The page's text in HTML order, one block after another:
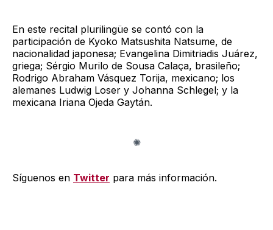
En este recital plurilingüe se contó con la
participación de Kyoko Matsushita Natsume, de
nacionalidad japonesa; Evangelina Dimitriadis Juárez,
griega; Sérgio Murilo de Sousa Calaça, brasileño;
Rodrigo Abraham Vásquez Torija, mexicano; los
alemanes Ludwig Loser y Johanna Schlegel; y la
mexicana Iriana Ojeda Gaytán.
Síguenos en Twitter para más información.